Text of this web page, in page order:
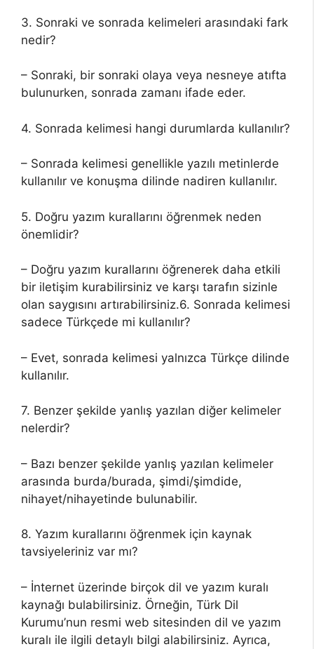
3. Sonraki ve sonrada kelimeleri arasındaki fark
nedir?
– Sonraki, bir sonraki olaya veya nesneye atıfta
bulunurken, sonrada zamanı ifade eder.
4. Sonrada kelimesi hangi durumlarda kullanılır?
– Sonrada kelimesi genellikle yazılı metinlerde
kullanılır ve konuşma dilinde nadiren kullanılır.
5. Doğru yazım kurallarını öğrenmek neden
önemlidir?
– Doğru yazım kurallarını öğrenerek daha etkili
bir iletişim kurabilirsiniz ve karşı tarafın sizinle
olan saygısını artırabilirsiniz.6. Sonrada kelimesi
sadece Türkçede mi kullanılır?
– Evet, sonrada kelimesi yalnızca Türkçe dilinde
kullanılır.
7. Benzer şekilde yanlış yazılan diğer kelimeler
nelerdir?
– Bazı benzer şekilde yanlış yazılan kelimeler
arasında burda/burada, şimdi/şimdide,
nihayet/nihayetinde bulunabilir.
8. Yazım kurallarını öğrenmek için kaynak
tavsiyeleriniz var mı?
– İnternet üzerinde birçok dil ve yazım kuralı
kaynağı bulabilirsiniz. Örneğin, Türk Dil
Kurumu’nun resmi web sitesinden dil ve yazım
kuralı ile ilgili detaylı bilgi alabilirsiniz. Ayrıca,